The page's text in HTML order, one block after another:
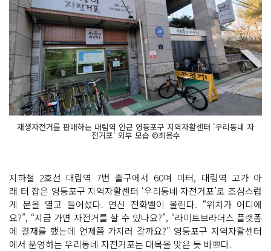
재생자전거를 판매하는 대림역 인근 영등포구 지역자활센터 '우리동네 자
전거포' 외부 모습 ©최용수
지하철 2호선 대림역 7번 출구에서 60여 미터, 대림역 고가 아
래 터 잡은 영등포구 지역자활센터 ‘우리동네 자전거포’로 조심스럽
게 문을 열고 들어섰다. 연신 전화벨이 울린다. “위치가 어디에
요?”, “지금 가면 자전거를 살 수 있나요?”, “라이트브라더스 플랫폼
에 결재를 했는데 언제쯤 가지러 갈까요?” 영등포구 지역자활센터
에서 운영하는 우리동네 자전거포는 대목을 맞은 듯 바쁘다.